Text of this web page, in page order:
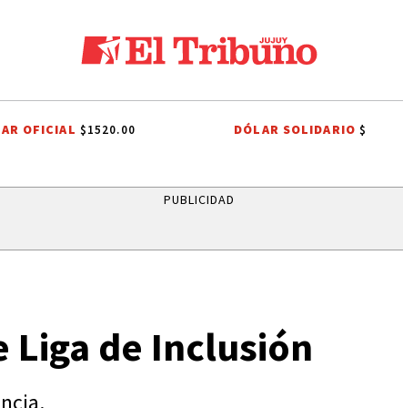
CHACÓN PRIMERA NACIONAL LIGA PROFESIONAL
OFICIAL $1520.00 DÓLAR SOLIDARIO$
PUBLICIDAD
Liga de Inclusión